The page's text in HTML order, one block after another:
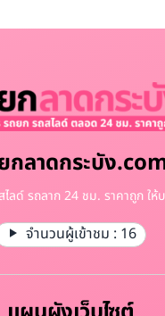
กลาดกระบัง
ลด์ รถลาก 24 ชม. ราคาถูก ให้
จำนวนผู้เข้าชม : 16